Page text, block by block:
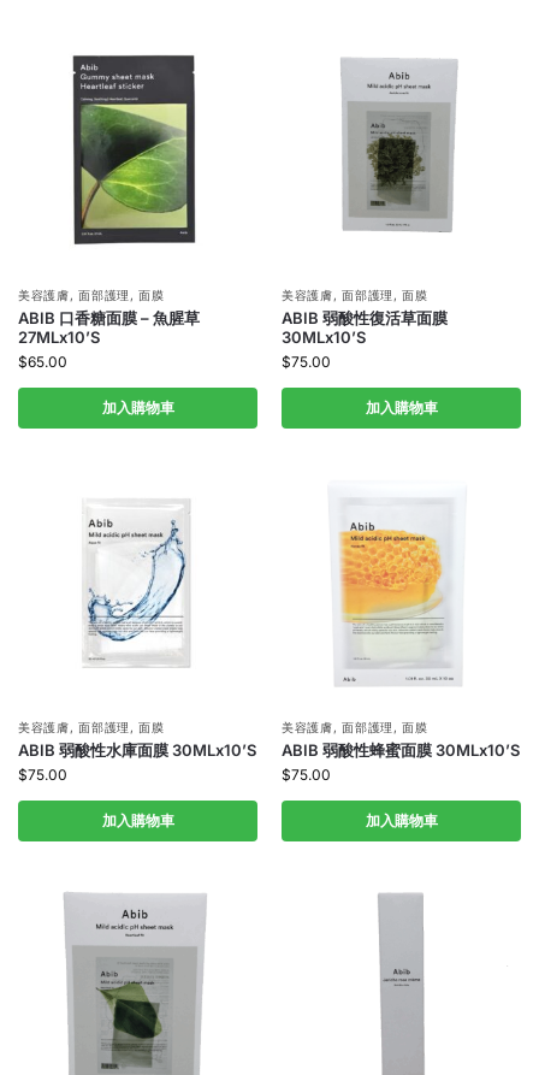
美容護膚,面部護理 ,面膜
ABIB 口香糖面膜 – 魚腥草
27MLx10’S
$65.00
加入購物車
美容護膚,面部護理 ,面膜
ABIB 弱酸性復活草面膜
30MLx10’S
$75.00
加入購物車
美容護膚,面部護理 ,面膜
ABIB 弱酸性水庫面膜 30MLx10’S
$75.00
加入購物車
美容護膚,面部護理 ,面膜
ABIB 弱酸性蜂蜜面膜 30MLx10’S
$75.00
加入購物車